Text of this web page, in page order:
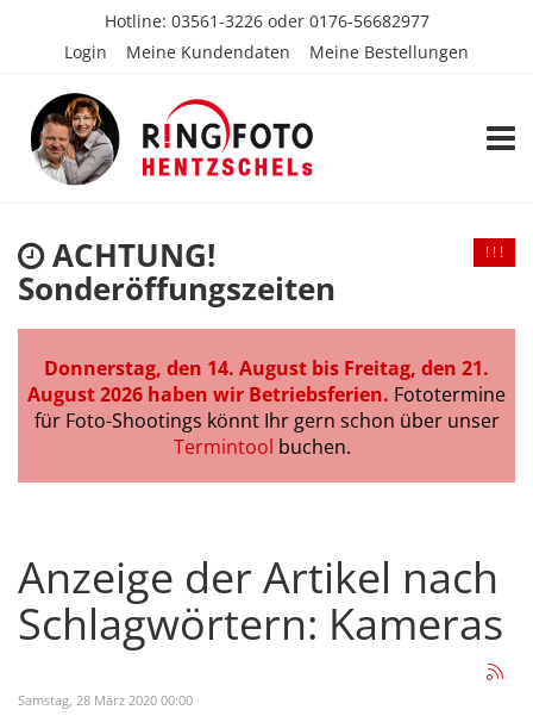
Hotline: 03561-3226oder 0176-56682977
Login
Meine Kundendaten Meine Bestellungen
ACHTUNG!
Sonderöffungszeiten
Donnerstag, den 14. August bis Freitag, den 21.
August 2026 haben wir Betriebsferien. Fototermine
für Foto-Shootings könnt Ihr gern schon über unser
Termintool buchen.
! ! !
Anzeige der Artikel nach
Schlagwörtern: Kameras
Samstag, 28 März 2020 00:00